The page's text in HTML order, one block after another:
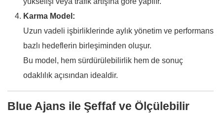
Karma Model:
Uzun vadeli işbirliklerinde aylık yönetim ve performans
bazlı hedeflerin birleşiminden oluşur.
Bu model, hem sürdürülebilirlik hem de sonuç
odaklılık açısından idealdir.
Blue Ajans ile Şeffaf ve Ölçülebilir